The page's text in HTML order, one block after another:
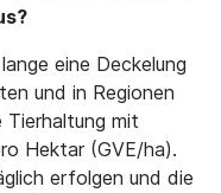
eine Deckelung
und in Regionen
Tierhaltung mit
Hektar (GVE/ha).
erfolgen und die